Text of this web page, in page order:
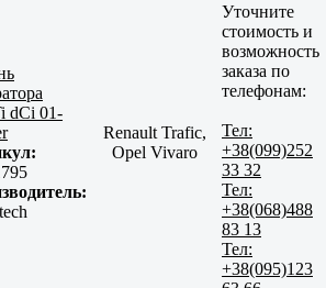
dCi 01-
Renault Trafic,
Opel Vivaro
Уточните
стоимость и
возможность
заказа по
телефонам:
Тел:
+38(099)252
33 32
Тел:
+38(068)488
83 13
Тел:
+38(095)123